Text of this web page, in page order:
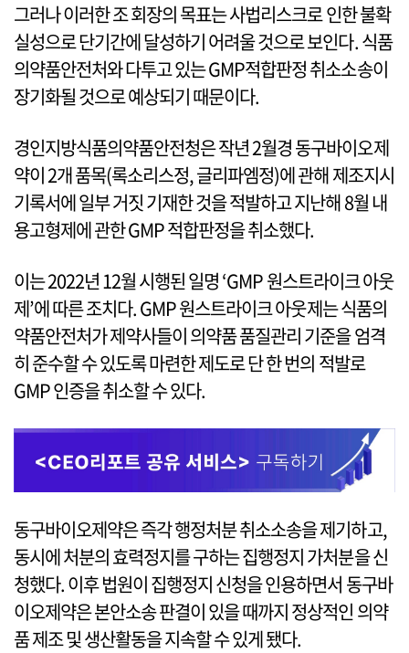
그러나 이러한 조 회장의 목표는 사법리스크로 인한 불확
실성으로 단기간에 달성하기 어려울 것으로 보인다. 식품
의약품안전처와 다투고 있는 GMP적합판정 취소소송이
장기화될 것으로 예상되기 때문이다.
경인지방식품의약품안전청은 작년 2월경 동구바이오제
약이 2개 품목(록소리스정, 글리파엠정)에 관해 제조지시
기록서에 일부 거짓 기재한 것을 적발하고 지난해 8월 내
용고형제에 관한 GMP 적합판정을 취소했다.
이는 2022년 12월 시행된 일명 ‘GMP 원스트라이크 아웃
제’에 따른 조치다. GMP 원스트라이크 아웃제는 식품의
약품안전처가 제약사들이 의약품 품질관리 기준을 엄격
히 준수할 수 있도록 마련한 제도로 단 한 번의 적발로
GMP 인증을 취소할 수 있다.
동구바이오제약은 즉각 행정처분 취소소송을 제기하고,
동시에 처분의 효력정지를 구하는 집행정지 가처분을 신
청했다. 이후 법원이 집행정지 신청을 인용하면서 동구바
이오제약은 본안소송 판결이 있을 때까지 정상적인 의약
품 제조 및 생산활동을 지속할 수 있게 됐다.